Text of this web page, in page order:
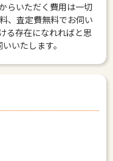
らいただく費用は一切
、査定費無料でお伺い
る存在になれればと思
いたします。